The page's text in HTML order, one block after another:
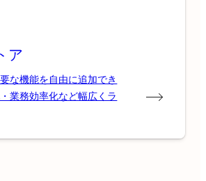
ア
な機能を自由に追加でき
業務効率化など幅広くラ